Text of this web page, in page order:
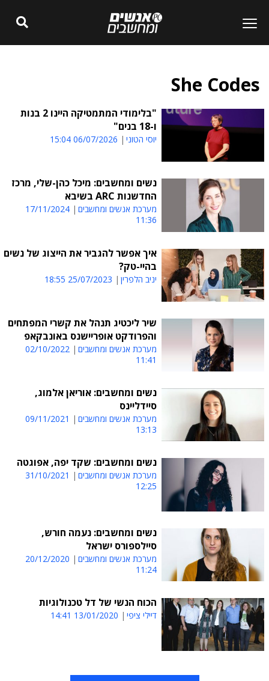
She Codes
"בלימודי המתמטיקה היינו 2 בנות
ו-18 בנים"
יוסי הטוני 06/07/2026 15:04
נשים ומחשבים: מיכל כהן-שלי, מרכז
החדשנות ARC בשיבא
מערכת אנשים ומחשבים
17/11/2024
11:36
איך אפשר להגביר את הייצוג של נשים
בהיי-טק?
יניב הלפרין 25/07/2023 18:55
שיר ליכטיג תנהל את קשרי המפתחים
והפרודקט אופריישנס באונבקאפ
מערכת אנשים ומחשבים
02/10/2022
11:41
נשים ומחשבים: אוריאן אלמוג,
סיידליינס
מערכת אנשים ומחשבים
09/11/2021
13:13
נשים ומחשבים: שקד יפה, אפוגטה
מערכת אנשים ומחשבים
31/10/2021
12:25
נשים ומחשבים: נעמה חורש,
סיילספורס ישראל
מערכת אנשים ומחשבים
20/12/2020
11:24
הכוח הנשי של דל טכנולוגיות
דיילי ציפי 13/01/2020 14:41